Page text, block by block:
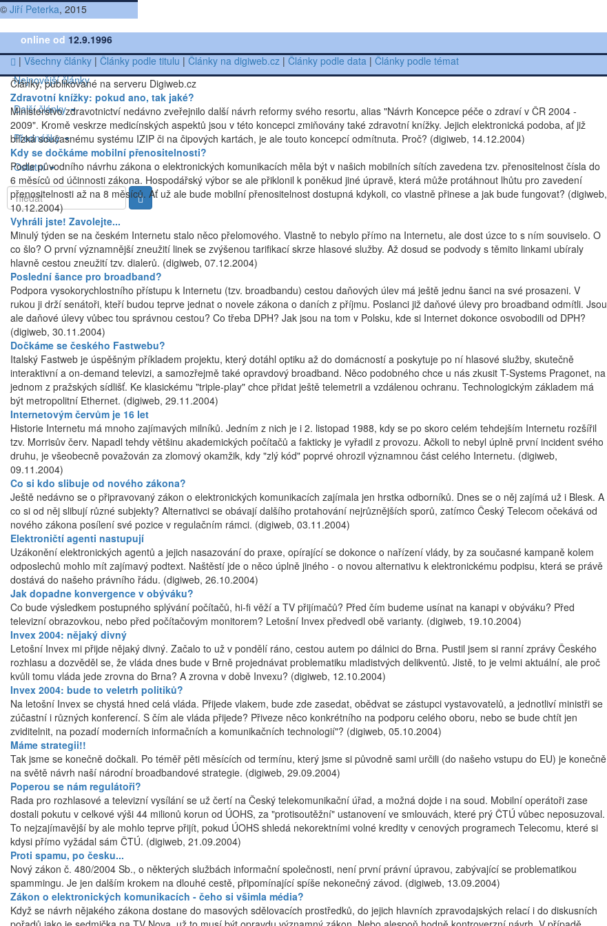
© Jiří Peterka, 2015
online od 12.9.1996
Nejnovější články
Další články
Přednášky
Ostatní
| Všechny články | Články podle titulu | Články na digiweb.cz | Články podle data | Články podle témat
Články, publikované na serveru Digiweb.cz
Zdravotní knížky: pokud ano, tak jaké?
Ministerstvo zdravotnictví nedávno zveřejnilo další návrh reformy svého resortu, alias "Návrh Koncepce péče o zdraví v ČR 2004 -
2009". Kromě veskrze medicínských aspektů jsou v této koncepci zmiňovány také zdravotní knížky. Jejich elektronická podoba, ať již
blízká současnému systému IZIP či na čipových kartách, je ale touto koncepcí odmítnuta. Proč? (digiweb, 14.12.2004)
Kdy se dočkáme mobilní přenositelnosti?
Podle původního návrhu zákona o elektronických komunikacích měla být v našich mobilních sítích zavedena tzv. přenositelnost čísla do
6 měsíců od účinnosti zákona. Hospodářský výbor se ale přiklonil k poněkud jiné úpravě, která může protáhnout lhůtu pro zavedení
přenositelnosti až na 8 měsíců. Ať už ale bude mobilní přenositelnost dostupná kdykoli, co vlastně přinese a jak bude fungovat? (digiweb,
10.12.2004)
Vyhráli jste! Zavolejte...
Minulý týden se na českém Internetu stalo něco přelomového. Vlastně to nebylo přímo na Internetu, ale dost úzce to s ním souviselo. O
co šlo? O první významnější zneužití linek se zvýšenou tarifikací skrze hlasové služby. Až dosud se podvody s těmito linkami ubíraly
hlavně cestou zneužití tzv. dialerů. (digiweb, 07.12.2004)
Poslední šance pro broadband?
Podpora vysokorychlostního přístupu k Internetu (tzv. broadbandu) cestou daňových úlev má ještě jednu šanci na své prosazeni. V
rukou ji drží senátoři, kteří budou teprve jednat o novele zákona o daních z příjmu. Poslanci již daňové úlevy pro broadband odmítli. Jsou
ale daňové úlevy vůbec tou správnou cestou? Co třeba DPH? Jak jsou na tom v Polsku, kde si Internet dokonce osvobodili od DPH?
(digiweb, 30.11.2004)
Dočkáme se českého Fastwebu?
Italský Fastweb je úspěšným příkladem projektu, který dotáhl optiku až do domácností a poskytuje po ní hlasové služby, skutečně
interaktivní a on-demand televizi, a samozřejmě také opravdový broadband. Něco podobného chce u nás zkusit T-Systems Pragonet, na
jednom z pražských sídlišť. Ke klasickému "triple-play" chce přidat ještě telemetrii a vzdálenou ochranu. Technologickým základem má
být metropolitní Ethernet. (digiweb, 29.11.2004)
Internetovým červům je 16 let
Historie Internetu má mnoho zajímavých milníků. Jedním z nich je i 2. listopad 1988, kdy se po skoro celém tehdejším Internetu rozšířil
tzv. Morrisův červ. Napadl tehdy většinu akademických počítačů a fakticky je vyřadil z provozu. Ačkoli to nebyl úplně první incident svého
druhu, je všeobecně považován za zlomový okamžik, kdy "zlý kód" poprvé ohrozil významnou část celého Internetu. (digiweb,
09.11.2004)
Co si kdo slibuje od nového zákona?
Ještě nedávno se o připravovaný zákon o elektronických komunikacích zajímala jen hrstka odborníků. Dnes se o něj zajímá už i Blesk. A
co si od něj slibují různé subjekty? Alternativci se obávají dalšího protahování nejrůznějších sporů, zatímco Český Telecom očekává od
nového zákona posílení své pozice v regulačním rámci. (digiweb, 03.11.2004)
Elektroničtí agenti nastupují
Uzákonění elektronických agentů a jejich nasazování do praxe, opírající se dokonce o nařízení vlády, by za současné kampaně kolem
odposlechů mohlo mít zajímavý podtext. Naštěstí jde o něco úplně jiného - o novou alternativu k elektronickému podpisu, která se právě
dostává do našeho právního řádu. (digiweb, 26.10.2004)
Jak dopadne konvergence v obýváku?
Co bude výsledkem postupného splývání počítačů, hi-fi věží a TV přijímačů? Před čím budeme usínat na kanapi v obýváku? Před
televizní obrazovkou, nebo před počítačovým monitorem? Letošní Invex předvedl obě varianty. (digiweb, 19.10.2004)
Invex 2004: nějaký divný
Letošní Invex mi přijde nějaký divný. Začalo to už v pondělí ráno, cestou autem po dálnici do Brna. Pustil jsem si ranní zprávy Českého
rozhlasu a dozvěděl se, že vláda dnes bude v Brně projednávat problematiku mladistvých delikventů. Jistě, to je velmi aktuální, ale proč
kvůli tomu vláda jede zrovna do Brna? A zrovna v době Invexu? (digiweb, 12.10.2004)
Invex 2004: bude to veletrh politiků?
Na letošní Invex se chystá hned celá vláda. Přijede vlakem, bude zde zasedat, obědvat se zástupci vystavovatelů, a jednotliví ministři se
zúčastní i různých konferencí. S čím ale vláda přijede? Přiveze něco konkrétního na podporu celého oboru, nebo se bude chtít jen
zviditelnit, na pozadí moderních informačních a komunikačních technologií"? (digiweb, 05.10.2004)
Máme strategii!!
Tak jsme se konečně dočkali. Po téměř pěti měsících od termínu, který jsme si původně sami určili (do našeho vstupu do EU) je konečně
na světě návrh naší národní broadbandové strategie. (digiweb, 29.09.2004)
Poperou se nám regulátoři?
Rada pro rozhlasové a televizní vysílání se už čertí na Český telekomunikační úřad, a možná dojde i na soud. Mobilní operátoři zase
dostali pokutu v celkové výši 44 milionů korun od ÚOHS, za "protisoutěžní" ustanovení ve smlouvách, které prý ČTÚ vůbec neposuzoval.
To nejzajímavější by ale mohlo teprve přijít, pokud ÚOHS shledá nekorektními volné kredity v cenových programech Telecomu, které si
kdysi přímo vyžádal sám ČTÚ. (digiweb, 21.09.2004)
Proti spamu, po česku...
Nový zákon č. 480/2004 Sb., o některých službách informační společnosti, není první právní úpravou, zabývající se problematikou
spammingu. Je jen dalším krokem na dlouhé cestě, připomínající spíše nekonečný závod. (digiweb, 13.09.2004)
Zákon o elektronických komunikacích - čeho si všimla média?
Když se návrh nějakého zákona dostane do masových sdělovacích prostředků, do jejich hlavních zpravodajských relací i do diskusních